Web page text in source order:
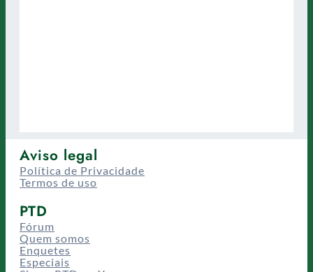
Aviso legal
Política de Privacidade
Termos de uso
PTD
Fórum
Quem somos
Enquetes
Especiais